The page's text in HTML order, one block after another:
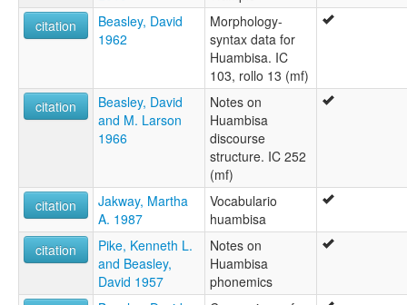
multitree:
Achual
Achuar chicham
Achuar-Shiwiar
Achuara
Huambisa (wampis)
Huambiza
Hívaro
Jibaro
Jivaro
citation
Beasley, David
1962
Morphology-
syntax data for
Huambisa. IC
103, rollo 13 (mf)
citation
Beasley, David
and M. Larson
1966
Notes on
Huambisa
discourse
structure. IC 252
(mf)
citation
Jakway, Martha
A. 1987
Vocabulario
huambisa
citation
Pike, Kenneth L.
and Beasley,
David 1957
Notes on
Huambisa
phonemics